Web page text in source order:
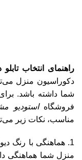
راهنمای انتخاب تابلو
دکوراسیون منزل
شما داشته باشد. برای
فروشگاهاستودیو
مناسب، نکات زیر
1. هماهنگی با رنگ
منزل شما هماهنگی